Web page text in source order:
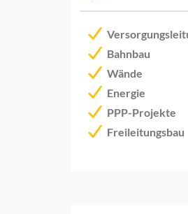
Bahnbau
Wände
Energie
PPP-Projekte
Freileitungsbau